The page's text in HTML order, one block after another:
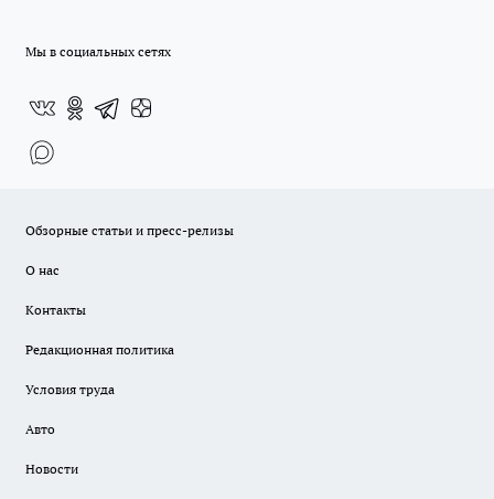
Мы в социальных сетях
Обзорные статьи и пресс-релизы
О нас
Контакты
Редакционная политика
Условия труда
Авто
Новости